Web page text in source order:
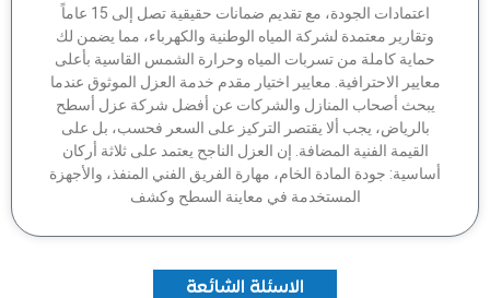
اعتمادات الجودة، مع تقديم ضمانات حقيقية تصل إلى 15 عاماً
وتقارير معتمدة لشركة المياه الوطنية والكهرباء، مما يضمن لك
حماية كاملة من تسربات المياه وحرارة الشمس القاسية بأعلى
الاحترافية. معايير اختيار مقدم خدمة العزل الموثوق عندما
يبحث أصحاب المنازل والشركات عن أفضل شركة عزل أسطح
بالرياض، يجب ألا يقتصر التركيز على السعر فحسب، بل على
القيمة الفنية المضافة. إن العزل الناجح يعتمد على ثلاثة أركان
جودة المادة الخام، مهارة الفريق الفني المنفذ، والأجهزة
المستخدمة في معاينة السطح وكشف
الاسئلة الشائعة